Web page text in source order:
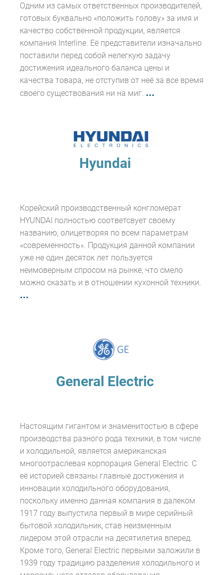
Одним из самых ответственных производителей,
готовых буквально «положить голову» за имя и
качество собственной продукции, является
компания Interline. Её представители изначально
поставили перед собой нелегкую задачу
достижения идеального баланса цены и
качества товара, не отступив от неё за все время
своего существования ни на миг. ...
Hyundai
Корейский производственный конгломерат
HYUNDAI полностью соответсвует своему
названию, олицетворяя по всем параметрам
«современность». Продукция данной компании
уже не один десяток лет пользуется
неимоверным спросом на рынке, что смело
можно сказать и в отношении кухонной техники.
...
General Electric
Настоящим гигантом и знаменитостью в сфере
производства разного рода техники, в том числе
и холодильной, является американская
многоотраслевая корпорация General Electric. С
её историей связаны главные достижения и
инновации холодильного оборудования,
поскольку именно данная компания в далеком
1917 году выпустила первый в мире серийный
бытовой холодильник, став неизменным
лидером этой отрасли на десятилетия вперед.
Кроме того, General Electric первыми заложили в
1939 году традицию разделения холодильного и